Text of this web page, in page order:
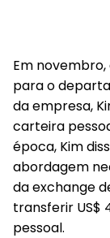
Em novembro,
para o
da empresa,
carteira
época, Kim
abordagem
da exchange
transferir US$
pessoal.